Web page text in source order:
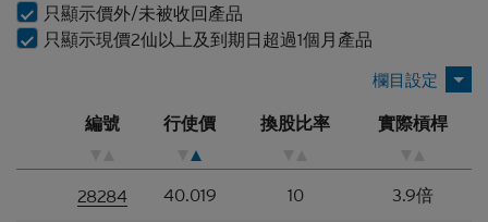
並無責任對材料進行更新或補充。網站擁有人及/或
其聯繫人及關聯人士、各自的董事、高管人員及/或
」）或任何資料提供者，一
合理性或任何該等材料在任何用途上的合適性作出任
何類型的聲明或保證（不論明示或暗示）。本香港網
站所登載的材料僅作參考用途，資訊接收者不應賴作
定論或據此行事而不自行加以獨立核實或作出獨立判
只顯示價外/未被收回產品
只顯示現價2仙以上及到期日超過1個月產品
編號 行使價 換股比率 實際槓桿
28284 40.019 10 3.9倍